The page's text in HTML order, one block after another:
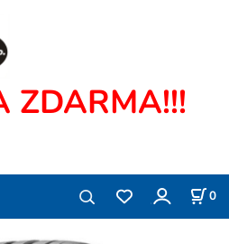
ZDARMA!!!
0